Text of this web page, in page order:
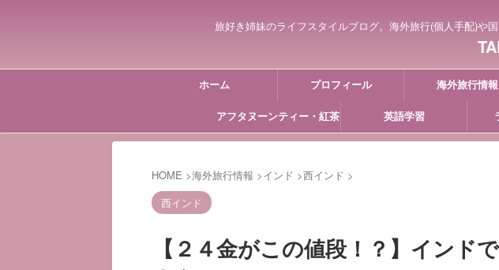
旅好き姉妹のライフスタイルブログ。海外旅行(個人手配)や
ホーム プロフィール 海外旅行情報
アフタヌーンティー・紅茶 英語学習
HOME >海外旅行情報 >インド >西インド >
西インド
【２４金がこの値段！？】インド